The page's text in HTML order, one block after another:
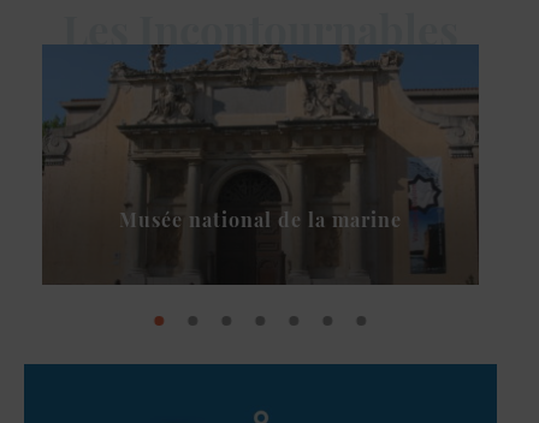
Les Incontournables
Musée national de la marine